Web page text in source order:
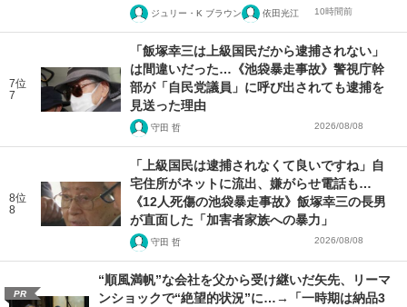
ジュリー・K ブラウン 依田光江 10時間前
7位
7
「飯塚幸三は上級国民だから逮捕されない」
は間違いだった…《池袋暴走事故》警視庁幹
部が「自民党議員」に呼び出されても逮捕を
見送った理由
守田 哲 2026/08/08
8位
8
「上級国民は逮捕されなくて良いですね」自
宅住所がネットに流出、嫌がらせ電話も…
《12人死傷の池袋暴走事故》飯塚幸三の長男
が直面した「加害者家族への暴力」
守田 哲 2026/08/08
PR
“順風満帆”な会社を父から受け継いだ矢先、リーマ
ンショックで“絶望的状況”に…→「一時期は納品3